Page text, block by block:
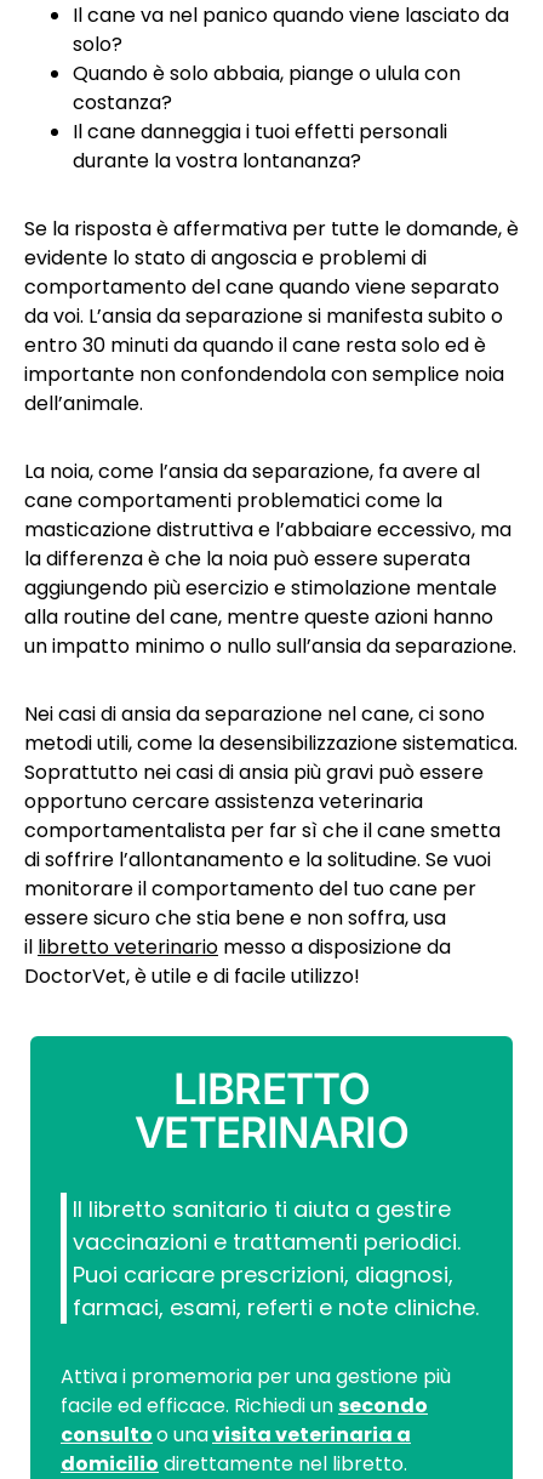
Il cane va nel panico quando viene lasciato da
solo?
Quando è solo abbaia, piange o ulula con
costanza?
Il cane danneggia i tuoi effetti personali
durante la vostra lontananza?
Se la risposta è affermativa per tutte le domande, è
evidente lo stato di angoscia e problemi di
comportamento del cane quando viene separato
da voi. L’ansia da separazione si manifesta subito o
entro 30 minuti da quando il cane resta solo ed è
importante non confondendola con semplice noia
dell’animale.
La noia, come l’ansia da separazione, fa avere al
cane comportamenti problematici come la
masticazione distruttiva e l’abbaiare eccessivo, ma
la differenza è che la noia può essere superata
aggiungendo più esercizio e stimolazione mentale
alla routine del cane, mentre queste azioni hanno
un impatto minimo o nullo sull’ansia da separazione.
Nei casi di ansia da separazione nel cane, ci sono
metodi utili, come la desensibilizzazione sistematica.
Soprattutto nei casi di ansia più gravi può essere
opportuno cercare assistenza veterinaria
comportamentalista per far sì che il cane smetta
di soffrire l’allontanamento e la solitudine. Se vuoi
monitorare il comportamento del tuo cane per
essere sicuro che stia bene e non soffra, usa
il libretto veterinario messo a disposizione da
DoctorVet, è utile e di facile utilizzo!
LIBRETTO
VETERINARIO
Il libretto sanitario ti aiuta a gestire
vaccinazioni e trattamenti periodici.
Puoi caricare prescrizioni, diagnosi,
farmaci, esami, referti e note cliniche.
Attiva i promemoria per una gestione più
facile ed efficace. Richiedi unsecondo
consultoo unavisita veterinaria a
domicilio direttamente nel libretto.